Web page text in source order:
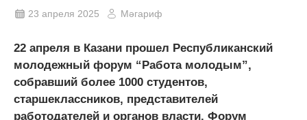
23 апреля 2025 Мәгариф
22 апреля в Казани прошел Республиканский
молодежный форум “Работа молодым”,
собравший более 1000 студентов,
старшеклассников, представителей
работодателей и органов власти. Форум